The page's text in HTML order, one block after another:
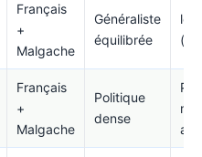
Français
+
Malgache
Généraliste
équilibrée
Français
+
Malgache
Politique
dense